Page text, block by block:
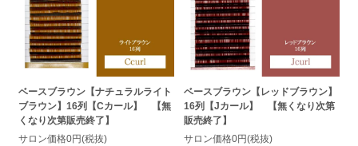
ベースブラウン【ナチュラルライト
ブラウン】16列【Cカール】 【無
くなり次第販売終了】
サロン価格0円(税抜)
ベースブラウン【レッドブラウン】
16列【Jカール】 【無くなり次第
販売終了】
サロン価格0円(税抜)